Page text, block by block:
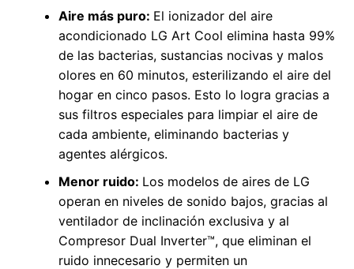
Aire más puro: El ionizador del aire
acondicionado LG Art Cool elimina hasta 99%
de las bacterias, sustancias nocivas y malos
olores en 60 minutos, esterilizando el aire del
hogar en cinco pasos. Esto lo logra gracias a
sus filtros especiales para limpiar el aire de
cada ambiente, eliminando bacterias y
agentes alérgicos.
Menor ruido: Los modelos de aires de LG
operan en niveles de sonido bajos, gracias al
ventilador de inclinación exclusiva y al
Compresor Dual Inverter™, que eliminan el
ruido innecesario y permiten un